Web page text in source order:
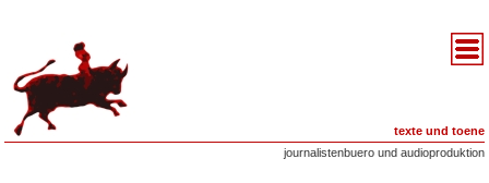
texte und toene
journalistenbuero und audioproduktion